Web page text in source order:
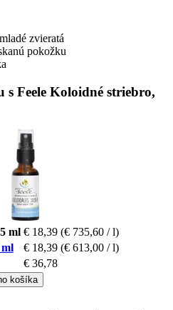
zvieratá
pokožku
s Feele Koloidné striebro,
ml € 18,39 (€ 735,60 / l)
€ 18,39 (€ 613,00 / l)
€ 36,78
košíka